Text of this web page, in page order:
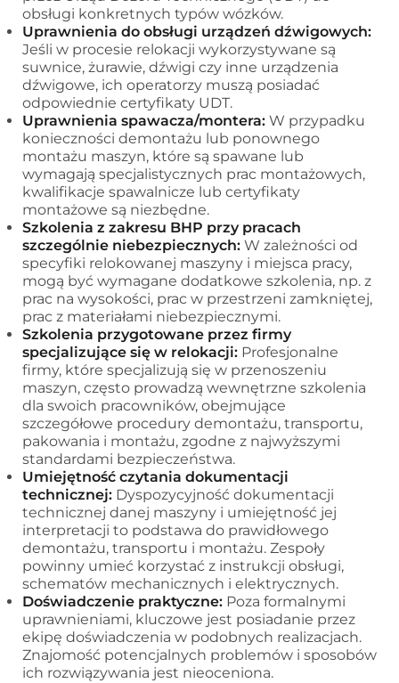
obsługi konkretnych typów wózków.
Uprawnienia do obsługi urządzeń dźwigowych:
Jeśli w procesie relokacji wykorzystywane są
suwnice, żurawie, dźwigi czy inne urządzenia
dźwigowe, ich operatorzy muszą posiadać
odpowiednie certyfikaty UDT.
Uprawnienia spawacza/montera: W przypadku
konieczności demontażu lub ponownego
montażu maszyn, które są spawane lub
wymagają specjalistycznych prac montażowych,
kwalifikacje spawalnicze lub certyfikaty
montażowe są niezbędne.
Szkolenia z zakresu BHP przy pracach
szczególnie niebezpiecznych: W zależności od
specyfiki relokowanej maszyny i miejsca pracy,
mogą być wymagane dodatkowe szkolenia, np. z
prac na wysokości, prac w przestrzeni zamkniętej,
prac z materiałami niebezpiecznymi.
Szkolenia przygotowane przez firmy
specjalizujące się w relokacji: Profesjonalne
firmy, które specjalizują się w przenoszeniu
maszyn, często prowadzą wewnętrzne szkolenia
dla swoich pracowników, obejmujące
szczegółowe procedury demontażu, transportu,
pakowania i montażu, zgodne z najwyższymi
standardami bezpieczeństwa.
Umiejętność czytania dokumentacji
technicznej: Dyspozycyjność dokumentacji
technicznej danej maszyny i umiejętność jej
interpretacji to podstawa do prawidłowego
demontażu, transportu i montażu. Zespoły
powinny umieć korzystać z instrukcji obsługi,
schematów mechanicznych i elektrycznych.
Doświadczenie praktyczne: Poza formalnymi
uprawnieniami, kluczowe jest posiadanie przez
ekipę doświadczenia w podobnych realizacjach.
Znajomość potencjalnych problemów i sposobów
ich rozwiązywania jest nieoceniona.